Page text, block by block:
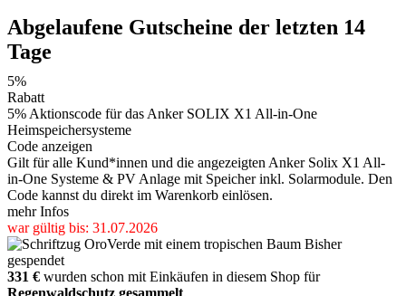
Abgelaufene Gutscheine der letzten 14
Tage
5%
Rabatt
5% Aktionscode für das Anker SOLIX X1 All-in-One
Heimspeichersysteme
Code anzeigen
Gilt für alle Kund*innen und die angezeigten Anker Solix X1 All-
in-One Systeme & PV Anlage mit Speicher inkl. Solarmodule. Den
Code kannst du direkt im Warenkorb einlösen.
mehr Infos
war gültig bis: 31.07.2026
Bisher
gespendet
331 € wurden schon mit Einkäufen in diesem Shop für
Regenwaldschutz gesammelt.